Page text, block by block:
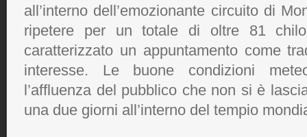
all’interno dell’emozionante circuito di
ripetere per un totale di oltre 81
caratterizzato un appuntamento come
interesse. Le buone condizioni
l’affluenza del pubblico che non si è
una due giorni all’interno del tempio